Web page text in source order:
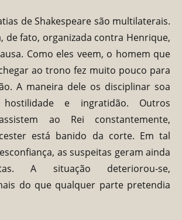
Shakespeare são multilaterais.
de fato, organizada contra Henrique,
Como eles veem, o homem que
ao trono fez muito pouco para
A maneira dele os disciplinar soa
e ingratidão. Outros
ao Rei constantemente,
está banido da corte. Em tal
as suspeitas geram ainda
A situação deteriorou-se,
do que qualquer parte pretendia